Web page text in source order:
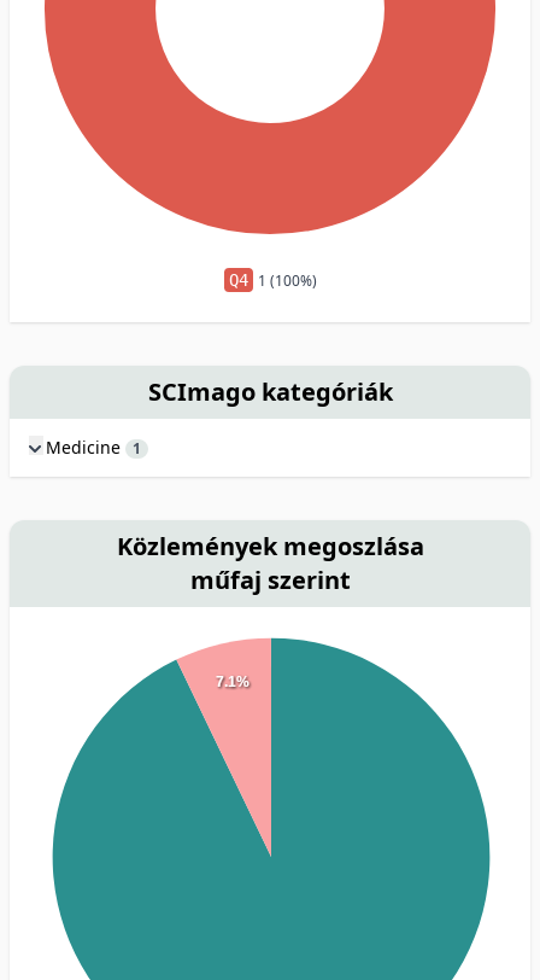
Q4 1 (100%)
SCImago kategóriák
Medicine 1
Közlemények megoszlása
műfaj szerint
7.1%